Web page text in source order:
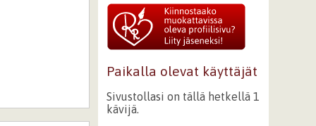
Paikalla olevat käyttäjät
Sivustollasi on tällä hetkellä 1
kävijä.